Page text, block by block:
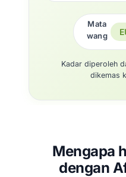
Mata
wang
Kadar diperoleh
dikemas
Mengapa
dengan